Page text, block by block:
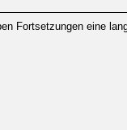
Fortsetzungen eine